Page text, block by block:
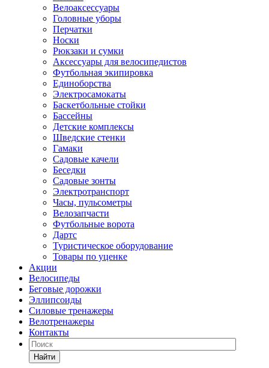
Велоаксессуары
Головные уборы
Перчатки
Носки
Рюкзаки и сумки
Аксессуары для велосипедистов
Футбольная экипировка
Единоборства
Электросамокаты
Баскетбольные стойки
Бассейны
Детские комплексы
Шведские стенки
Гамаки
Садовые качели
Беседки
Садовые зонты
Электротранспорт
Часы, пульсометры
Велозапчасти
Футбольные ворота
Дартс
Туристическое оборудование
Товары по уценке
Акции
Велосипеды
Беговые дорожки
Эллипсоиды
Силовые тренажеры
Велотренажеры
Контакты
Найти